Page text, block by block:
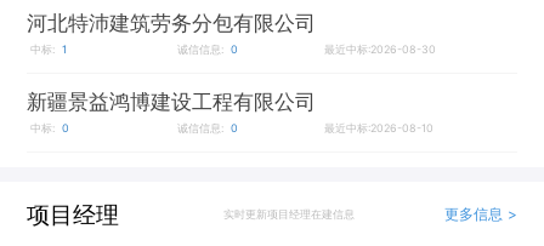
河北特沛建筑劳务分包有限公司
中标: 1 诚信信息: 0 最近中标:2026-08-30
新疆景益鸿博建设工程有限公司
中标: 0 诚信信息: 0 最近中标:2026-08-10
项目经理 实时更新项目经理在建信息 更多信息 >